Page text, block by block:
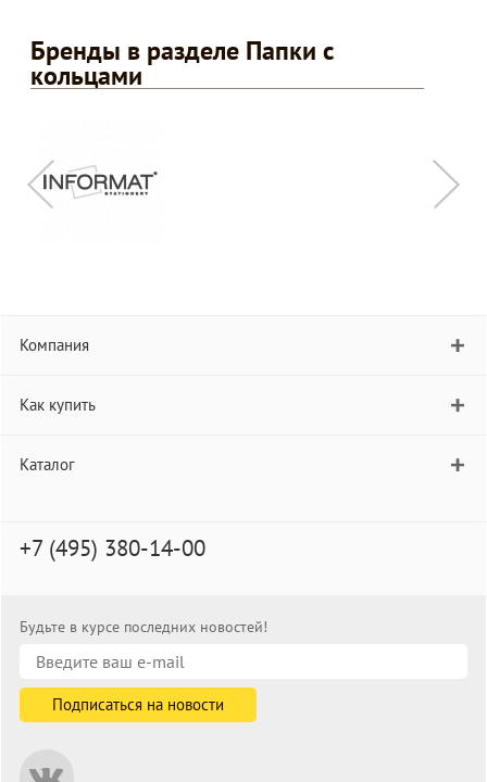
Бренды в разделе Папки с
кольцами
Компания
Как купить
Каталог
+7 (495) 380-14-00
Будьте в курсе последних новостей!